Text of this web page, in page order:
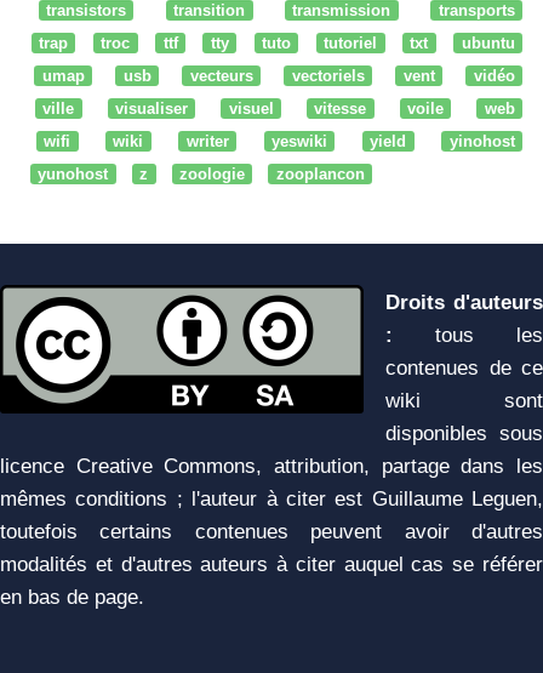
transistors
transition transmission
transports
trap
troc ttf tty tuto tutoriel txt
ubuntu
umap
usb vecteurs vectoriels vent
vidéo
ville
visualiser visuel vitesse voile
web
wifi
wiki writer yeswiki yield
yinohost
yunohost
z zoologie zooplancon
Droits d'auteurs
:
tous les
contenues de ce
wiki sont
disponibles sous
licence Creative Commons, attribution, partage dans les
mêmes conditions ; l'auteur à citer est Guillaume Leguen,
toutefois certains contenues peuvent avoir d'autres
modalités et d'autres auteurs à citer auquel cas se référer
en bas de page.